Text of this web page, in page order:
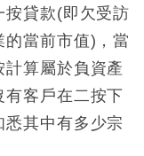
承認部分彈藥庫存緊
億美元押注未上市公
按貸款(即欠受訪
當前市值)，當
算屬於負資產
客戶在二按下
其中有多少宗